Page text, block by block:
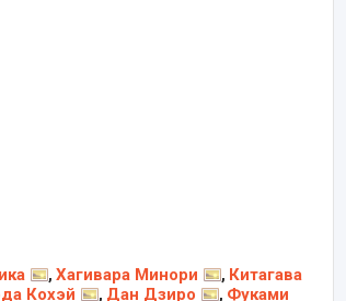
, Хагивара Минори , Китагава
Кохэй , Дан Дзиро , Фуками